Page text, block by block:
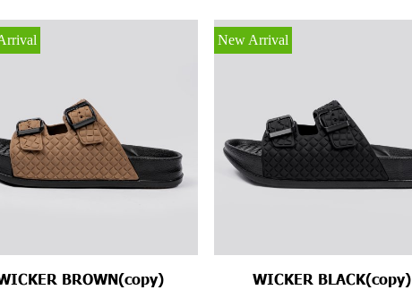
BROWN(copy)
New Arrival
WICKER BLACK(copy)